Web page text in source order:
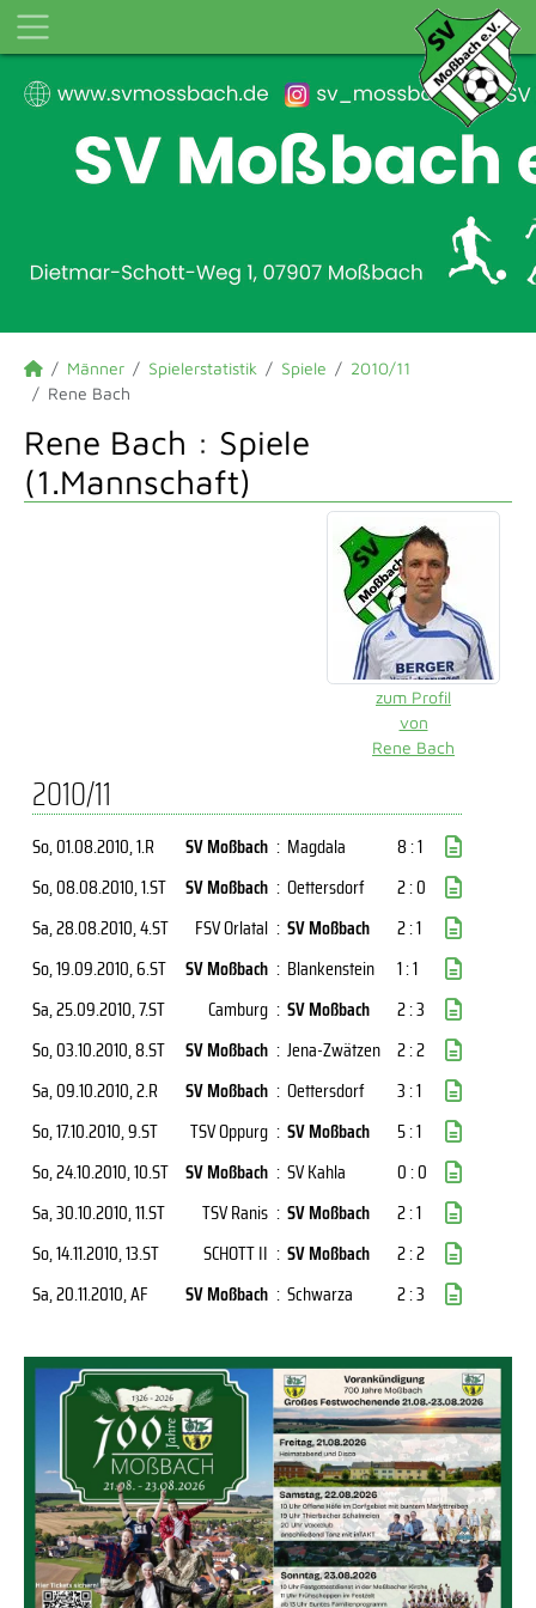
Männer Spielerstatistik Spiele
2010/11
Rene Bach
Rene Bach : Spiele
(1.Mannschaft)
zum Profil
von
Rene Bach
2010/11
So, 01.08.2010, 1.R SV Moßbach : Magdala
8 : 1
So, 08.08.2010, 1.ST SV Moßbach : Oettersdorf
2 : 0
Sa, 28.08.2010, 4.ST FSV Orlatal : SV Moßbach
2 : 1
So, 19.09.2010, 6.ST SV Moßbach : Blankenstein
1 : 1
Sa, 25.09.2010, 7.ST Camburg : SV Moßbach
2 : 3
So, 03.10.2010, 8.ST SV Moßbach : Jena-Zwätzen 2 : 2
Sa, 09.10.2010, 2.R SV Moßbach : Oettersdorf
3 : 1
So, 17.10.2010, 9.ST TSV Oppurg : SV Moßbach
5 : 1
So, 24.10.2010, 10.ST SV Moßbach : SV Kahla
0 : 0
Sa, 30.10.2010, 11.ST TSV Ranis : SV Moßbach
2 : 1
So, 14.11.2010, 13.ST SCHOTT II : SV Moßbach
2 : 2
Sa, 20.11.2010, AF SV Moßbach : Schwarza 2 : 3